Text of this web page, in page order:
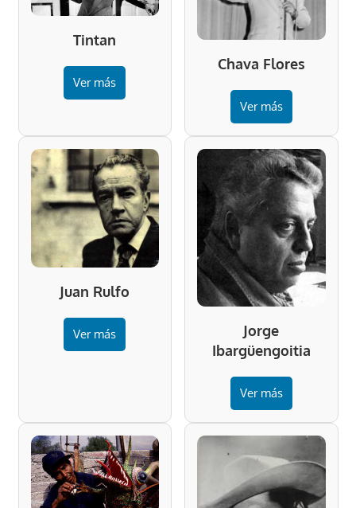
Tintan
Ver más
Chava Flores
Ver más
Juan Rulfo
Ver más
Jorge
Ibargüengoitia
Ver más